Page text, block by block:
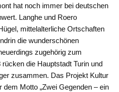
hat noch immer bei deutschen
Langhe und Roero
mittelalterliche Ortschaften
die wunderschönen
zugehörig zum
die Hauptstadt Turin und
zusammen. Das Projekt Kultur
Motto „Zwei Gegenden – ein